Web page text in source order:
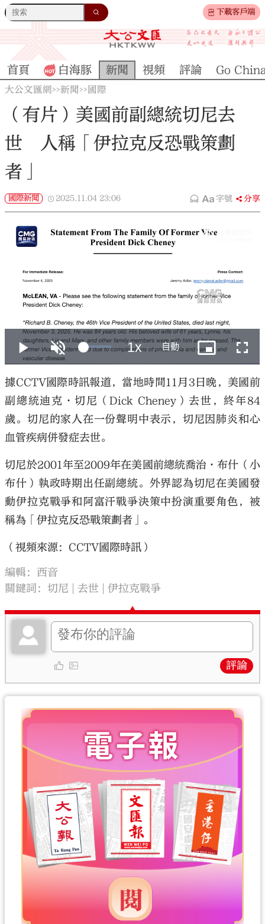
下載客戶端
大公文匯
首頁 白海豚 新聞 視頻 評論 Go
大公文匯網>>新聞>> 國際
（有片）美國前副總統切尼去
世 人稱「伊拉克反恐戰策劃
者」
國際新聞 2025.11.04 23:06 字號 分享
據CCTV國際時訊報道，當地時間11月3日晚，美國前
副總統迪克·切尼（Dick Cheney）去世，終年84
歲。切尼的家人在一份聲明中表示，切尼因肺炎和心
血管疾病併發症去世。
切尼於2001年至2009年在美國前總統喬治·布什（小
布什）執政時期出任副總統。外界認為切尼在美國發
動伊拉克戰爭和阿富汗戰爭決策中扮演重要角色，被
稱為「伊拉克反恐戰策劃者」。
（視頻來源：CCTV國際時訊）
編輯：西音
關鍵詞：切尼 去世 伊拉克戰爭
評論